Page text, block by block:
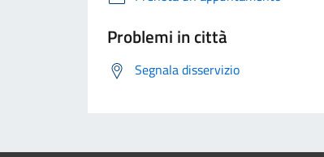
Problemi in città
Segnala disservizio